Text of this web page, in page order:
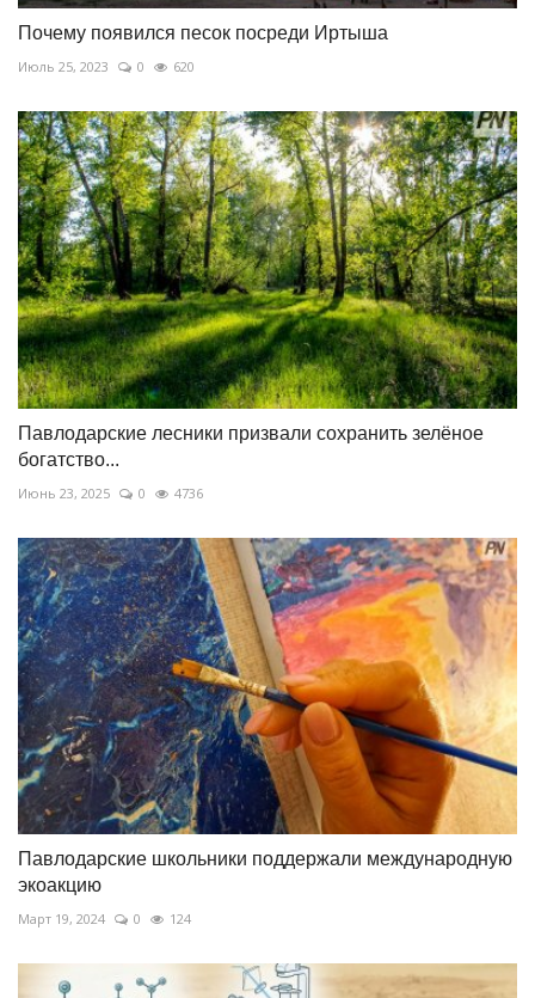
Почему появился песок посреди Иртыша
Июль 25, 2023 0 620
Павлодарские лесники призвали сохранить зелёное
богатство...
Июнь 23, 2025 0 4736
Павлодарские школьники поддержали международную
экоакцию
Март 19, 2024 0 124